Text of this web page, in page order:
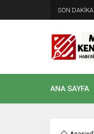
SON DAKİKA
ANA SAYFA